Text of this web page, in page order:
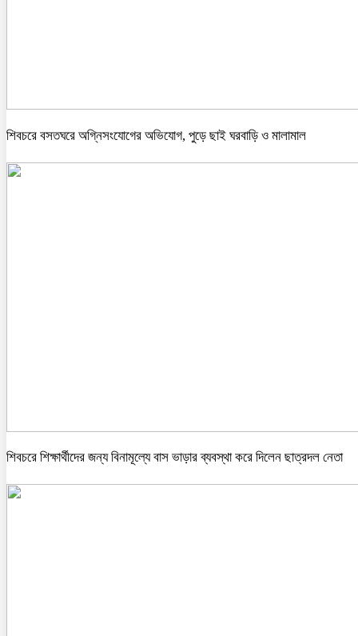
শিবচরে বসতঘরে অগ্নিসংযোগের অভিযোগ, পুড়ে ছাই ঘরবাড়ি ও মালামাল
শিবচরে শিক্ষার্থীদের জন্য বিনামূল্যে বাস ভাড়ার ব্যবস্থা করে দিলেন ছাত্রদল নেতা